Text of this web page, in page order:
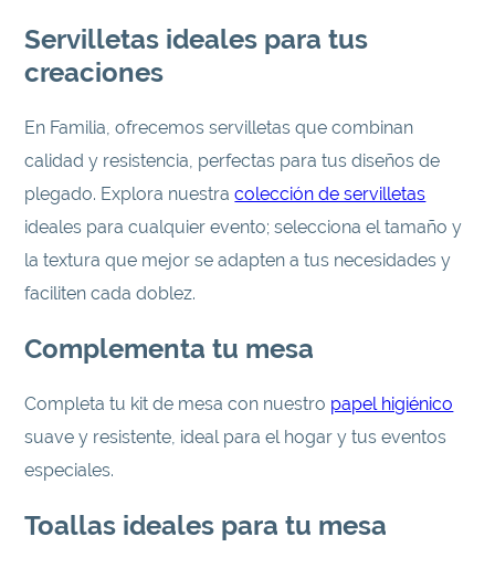
Servilletas ideales para tus
creaciones
En Familia, ofrecemos servilletas que combinan
calidad y resistencia, perfectas para tus diseños de
plegado. Explora nuestracolección de servilletas
ideales para cualquier evento; selecciona el tamaño y
la textura que mejor se adapten a tus necesidades y
faciliten cada doblez.
Complementa tu mesa
Completa tu kit de mesa con nuestro papel higiénico
suave y resistente, ideal para el hogar y tus eventos
especiales.
Toallas ideales para tu mesa